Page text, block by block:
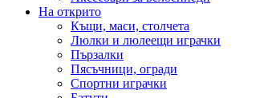
На открито
Къщи, маси, столчета
Люлки и люлеещи играчки
Пързалки
Пясъчници, огради
Спортни играчки